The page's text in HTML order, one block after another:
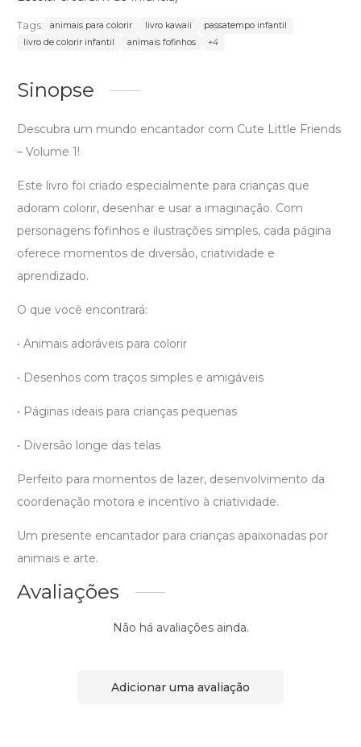
Tags: animais para colorir livro kawaii
passatempo infantil
livro de colorir infantil
animais fofinhos +4
Sinopse
Descubra um mundo encantador com Cute Little Friends
– Volume 1!
Este livro foi criado especialmente para crianças que
adoram colorir, desenhar e usar a imaginação. Com
personagens fofinhos e ilustrações simples, cada página
oferece momentos de diversão, criatividade e
aprendizado.
O que você encontrará:
• Animais adoráveis para colorir
• Desenhos com traços simples e amigáveis
• Páginas ideais para crianças pequenas
• Diversão longe das telas
Perfeito para momentos de lazer, desenvolvimento da
coordenação motora e incentivo à criatividade.
Um presente encantador para crianças apaixonadas por
animais e arte.
Avaliações
Não há avaliações ainda.
Adicionar uma avaliação